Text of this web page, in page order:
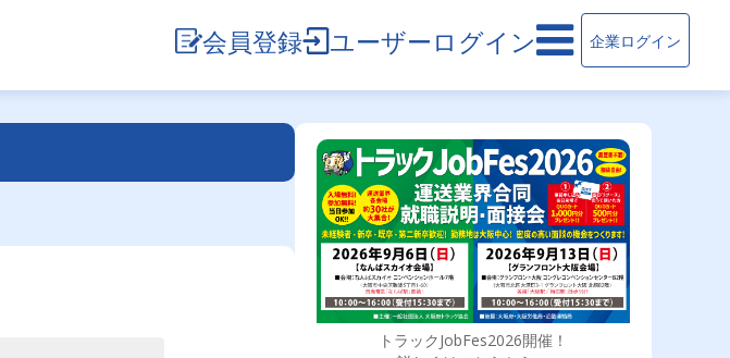
会員登録 ユーザーログイン 企業ログイン
トラックJobFes2026開催！